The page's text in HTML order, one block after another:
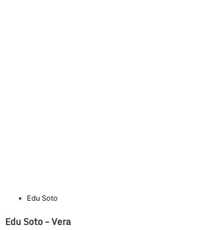
Edu Soto
Edu Soto – Vera